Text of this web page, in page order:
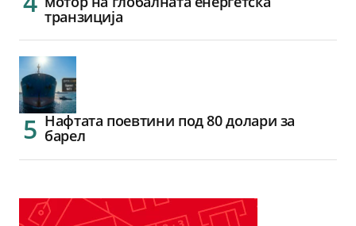
транзиција
Нафтата поевтини под 80 долари за
барел